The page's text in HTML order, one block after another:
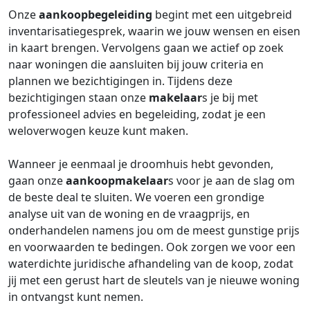
Onzeaankoopbegeleiding begint met een uitgebreid
inventarisatiegesprek, waarin we jouw wensen en eisen
in kaart brengen. Vervolgens gaan we actief op zoek
naar woningen die aansluiten bij jouw criteria en
plannen we bezichtigingen in. Tijdens deze
bezichtigingen staan onze makelaars je bij met
professioneel advies en begeleiding, zodat je een
weloverwogen keuze kunt maken.
Wanneer je eenmaal je droomhuis hebt gevonden,
gaan onzeaankoopmakelaars voor je aan de slag om
de beste deal te sluiten. We voeren een grondige
analyse uit van de woning en de vraagprijs, en
onderhandelen namens jou om de meest gunstige prijs
en voorwaarden te bedingen. Ook zorgen we voor een
waterdichte juridische afhandeling van de koop, zodat
jij met een gerust hart de sleutels van je nieuwe woning
in ontvangst kunt nemen.